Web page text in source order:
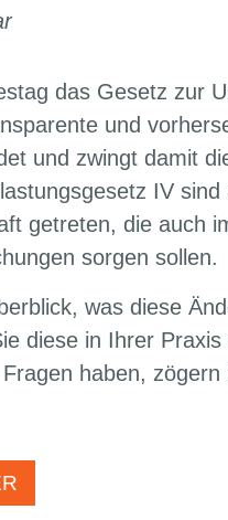
das Gesetz zur
und
und zwingt damit
IV
getreten, die auch
sorgen sollen.
was diese
diese in Ihrer
haben,